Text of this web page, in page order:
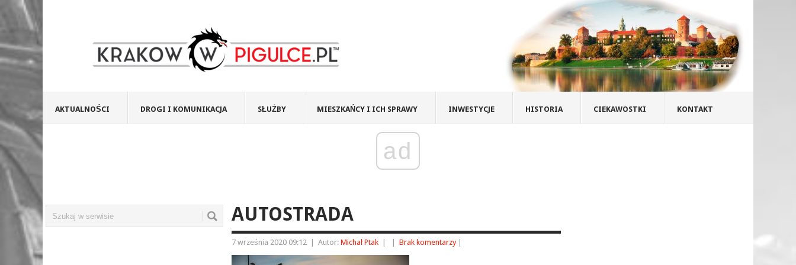
AKTUALNOŚCI DROGI I KOMUNIKACJA SŁUŻBY MIESZKAŃCY I ICH SPRAWY INWESTYCJE HISTORIA CIEKAWOSTKI KONTAKT
ad
AUTOSTRADA
7 września 2020 09:12 Autor: Michał Ptak Brak komentarzy